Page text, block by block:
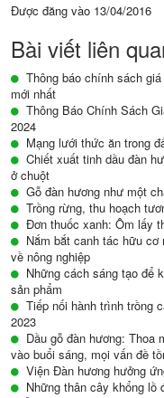
Được đăng vào 13/04/2016
Bài viết liên
Thông báo chính sách
mới nhất
Thông Báo Chính Sách
2024
Mạng lưới thức ăn trong
Chiết xuất tinh dầu đàn
ở chuột
Gỗ đàn hương như một
Trồng rừng, thu hoạch
Đơn thuốc xanh: Ôm lấy
Nắm bắt canh tác hữu
về nông nghiệp
Những cách sáng tạo để
sản phẩm
Tiếp nối hành trình trồng
2023
Dầu gỗ đàn hương: Thoa
vào buổi sáng, mọi vấn đề
Viện Đàn hương hưởng
Những thân cây khổng lồ